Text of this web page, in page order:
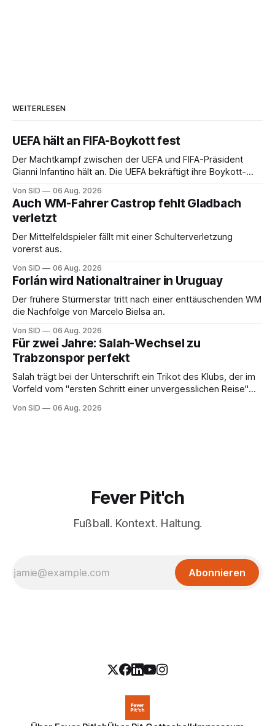
WEITERLESEN
UEFA hält an FIFA-Boykott fest
Der Machtkampf zwischen der UEFA und FIFA-Präsident
Gianni Infantino hält an. Die UEFA bekräftigt ihre Boykott-
Von SID 06 Aug. 2026
Auch WM-Fahrer Castrop fehlt Gladbach
verletzt
Der Mittelfeldspieler fällt mit einer Schulterverletzung
vorerst aus.
Von SID 06 Aug. 2026
Forlán wird Nationaltrainer in Uruguay
Der frühere Stürmerstar tritt nach einer enttäuschenden WM
die Nachfolge von Marcelo Bielsa an.
Von SID 06 Aug. 2026
Für zwei Jahre: Salah-Wechsel zu
Trabzonspor perfekt
Salah trägt bei der Unterschrift ein Trikot des Klubs, der im
Vorfeld vom "ersten Schritt einer unvergesslichen Reise"
Von SID 06 Aug. 2026
Fever Pit'ch
Fußball. Kontext. Haltung.
Abonnieren